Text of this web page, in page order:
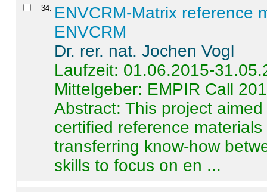
34. ENVCRM-Matrix reference
ENVCRM
Dr. rer. nat. Jochen Vogl
Laufzeit: 01.06.2015-
Mittelgeber: EMPIR Call
Abstract:This project
certified reference
transferring know-how
skills to focus on en ...